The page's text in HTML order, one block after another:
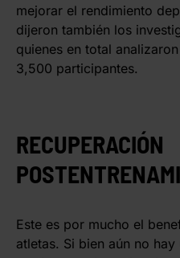
mejorar el rendimiento
dijeron también los
quienes en total
3,500 participantes.
RECUPERACIÓN
Este es por mucho el
atletas. Si bien aún no